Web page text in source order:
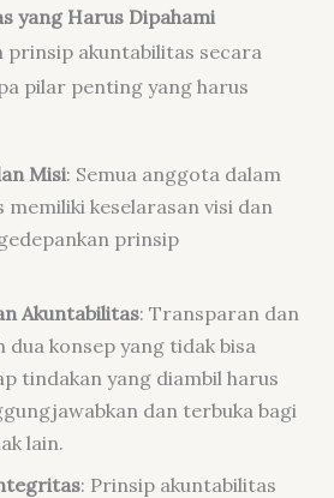
yang Harus Dipahami
prinsip akuntabilitas secara
pilar penting yang harus
Misi: Semua anggota dalam
memiliki keselarasan visi dan
prinsip
Akuntabilitas: Transparan dan
dua konsep yang tidak bisa
tindakan yang diambil harus
dan terbuka bagi
lain.
: Prinsip akuntabilitas